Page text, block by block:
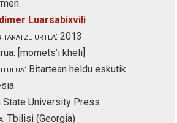
Luarsabixvili
urtea: 2013
[momets’i kheli]
Bitartean heldu eskutik
State University Press
Tbilisi (Georgia)